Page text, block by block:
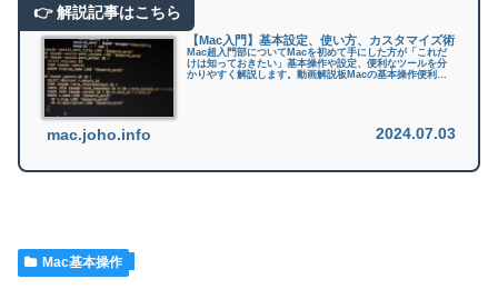
【Mac入門】基本設定、使い方、カスタマイズ術
Mac超入門部についてMacを初めて手にした方が「これだ
けは知っておきたい」基本操作や設定、便利なツールを分
かりやすく解説します。動画解説板Macの基本操作便利な
mac.joho.info 2024.07.03
Mac基本操作